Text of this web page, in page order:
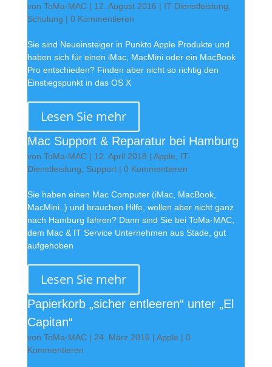
von ToMa·MAC| 12. August 2016 | IT-Dienstleistung
Schulung | 0 Kommentieren
Sie sind Neueinsteiger in Punkto Apple Produkte und
haben sich für einen iMac, MacMini oder ein MacBook
Pro entschieden? Finden aber nicht so richtig den
Einstiegspunkt in das OS X
Lesen Sie mehr
Mac Support & Reparatur bei Hamburg
von ToMa·MAC| 12. April 2018 | Apple
IT-
Dienstleistung
Support| 0 Kommentieren
Sie haben einen Mac Computer (iMac, MacBook,
MacMini..) und brauchen Hilfe, wollen aber nicht ganz
nach Hamburg fahren? Dann sind Sie bei ToMa·MAC,
dem Mac & IT Service Unternehmen aus Stade, gut
aufgehoben
Lesen Sie mehr
Papierkorb „sicher entleeren“ unter „El
Capitan“
von ToMa·MAC| 24. März 2016 | Apple | 0
Kommentieren